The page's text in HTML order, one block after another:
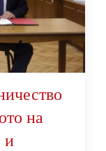
на
и